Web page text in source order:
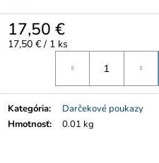
17,50 €
Jednotková
17,50 € / 1 ks
Kategória:
Darčekové poukazy
Hmotnosť: 0.01 kg
POUKAZ NA KLASICKÚ
V CARACALLA SPA